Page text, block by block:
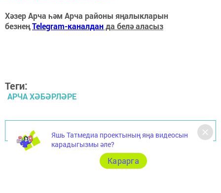
Хәзер Арча һәм Арча районы яңалыкларын
безнеңTelegram-каналданда белә аласыз
Теги:
АРЧА ХӘБӘРЛӘРЕ
Перейти на страницу новости
Яшь Татмедиа проектының яңа видеосын
карадыгызмы әле?
Карарга